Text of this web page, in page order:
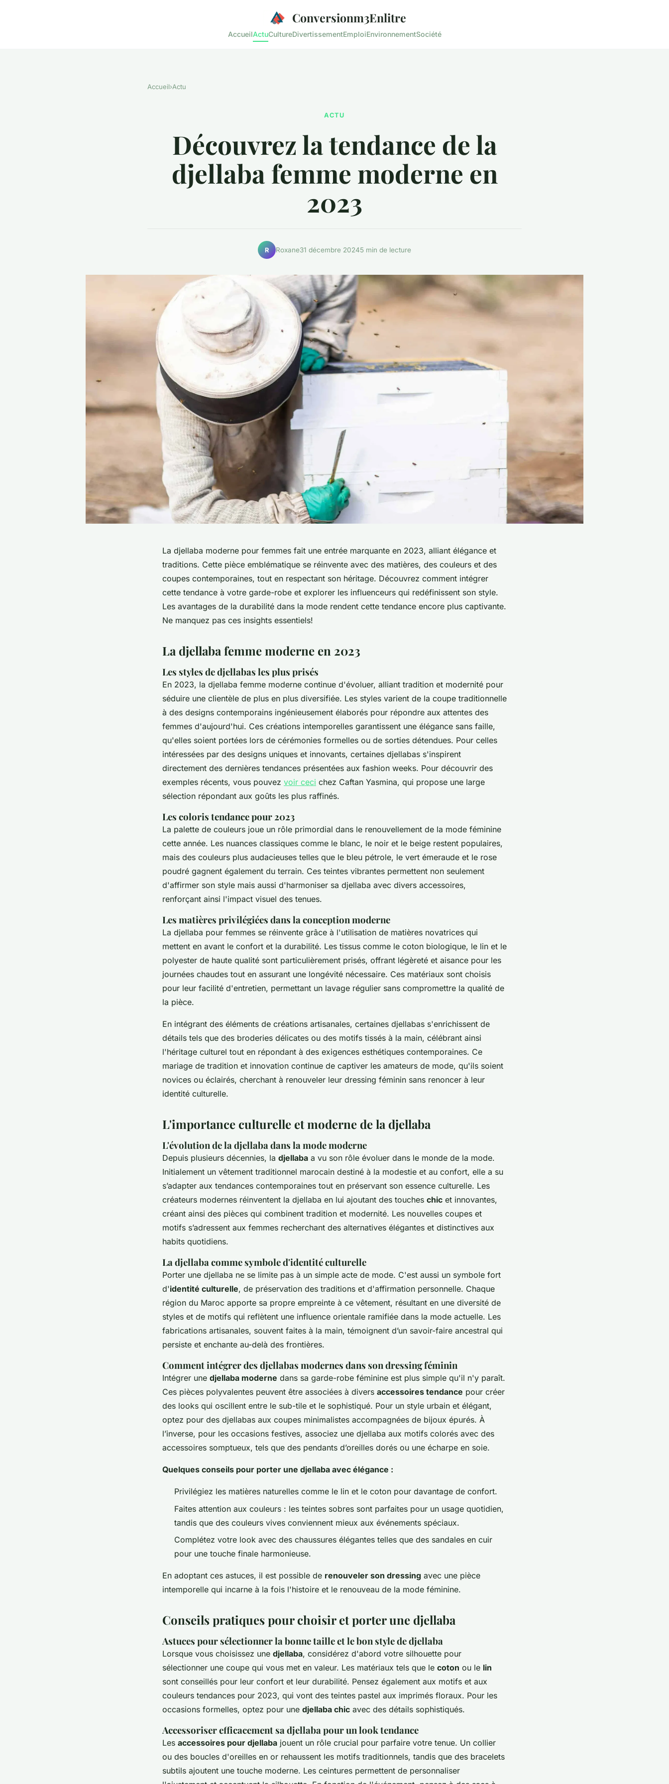
Conversionm3Enlitre
AccueilActuCultureDivertissementEmploiEnvironnementSociété
Accueil›Actu
ACTU
Découvrez la tendance de la
djellaba femme moderne en
2023
R Roxane31 décembre 20245 min de lecture
La djellaba moderne pour femmes fait une entrée marquante en 2023, alliant élégance et
traditions. Cette pièce emblématique se réinvente avec des matières, des couleurs et des
coupes contemporaines, tout en respectant son héritage. Découvrez comment intégrer
cette tendance à votre garde-robe et explorer les influenceurs qui redéfinissent son style.
Les avantages de la durabilité dans la mode rendent cette tendance encore plus captivante.
Ne manquez pas ces insights essentiels!
La djellaba femme moderne en 2023
Les styles de djellabas les plus prisés
En 2023, la djellaba femme moderne continue d'évoluer, alliant tradition et modernité pour
séduire une clientèle de plus en plus diversifiée. Les styles varient de la coupe traditionnelle
à des designs contemporains ingénieusement élaborés pour répondre aux attentes des
femmes d'aujourd'hui. Ces créations intemporelles garantissent une élégance sans faille,
qu'elles soient portées lors de cérémonies formelles ou de sorties détendues. Pour celles
intéressées par des designs uniques et innovants, certaines djellabas s'inspirent
directement des dernières tendances présentées aux fashion weeks. Pour découvrir des
exemples récents, vous pouvez voir ceci chez Caftan Yasmina, qui propose une large
sélection répondant aux goûts les plus raffinés.
Les coloris tendance pour 2023
La palette de couleurs joue un rôle primordial dans le renouvellement de la mode féminine
cette année. Les nuances classiques comme le blanc, le noir et le beige restent populaires,
mais des couleurs plus audacieuses telles que le bleu pétrole, le vert émeraude et le rose
poudré gagnent également du terrain. Ces teintes vibrantes permettent non seulement
d'affirmer son style mais aussi d'harmoniser sa djellaba avec divers accessoires,
renforçant ainsi l'impact visuel des tenues.
Les matières privilégiées dans la conception moderne
La djellaba pour femmes se réinvente grâce à l'utilisation de matières novatrices qui
mettent en avant le confort et la durabilité. Les tissus comme le coton biologique, le lin et le
polyester de haute qualité sont particulièrement prisés, offrant légèreté et aisance pour les
journées chaudes tout en assurant une longévité nécessaire. Ces matériaux sont choisis
pour leur facilité d'entretien, permettant un lavage régulier sans compromettre la qualité de
la pièce.
En intégrant des éléments de créations artisanales, certaines djellabas s'enrichissent de
détails tels que des broderies délicates ou des motifs tissés à la main, célébrant ainsi
l'héritage culturel tout en répondant à des exigences esthétiques contemporaines. Ce
mariage de tradition et innovation continue de captiver les amateurs de mode, qu'ils soient
novices ou éclairés, cherchant à renouveler leur dressing féminin sans renoncer à leur
identité culturelle.
L'importance culturelle et moderne de la djellaba
L'évolution de la djellaba dans la mode moderne
Depuis plusieurs décennies, la djellaba a vu son rôle évoluer dans le monde de la mode.
Initialement un vêtement traditionnel marocain destiné à la modestie et au confort, elle a su
s’adapter aux tendances contemporaines tout en préservant son essence culturelle. Les
créateurs modernes réinventent la djellaba en lui ajoutant des touches chic et innovantes,
créant ainsi des pièces qui combinent tradition et modernité. Les nouvelles coupes et
motifs s’adressent aux femmes recherchant des alternatives élégantes et distinctives aux
habits quotidiens.
La djellaba comme symbole d'identité culturelle
Porter une djellaba ne se limite pas à un simple acte de mode. C'est aussi un symbole fort
d'identité culturelle, de préservation des traditions et d'affirmation personnelle. Chaque
région du Maroc apporte sa propre empreinte à ce vêtement, résultant en une diversité de
styles et de motifs qui reflètent une influence orientale ramifiée dans la mode actuelle. Les
fabrications artisanales, souvent faites à la main, témoignent d’un savoir-faire ancestral qui
persiste et enchante au-delà des frontières.
Comment intégrer des djellabas modernes dans son dressing féminin
Intégrer une djellaba moderne dans sa garde-robe féminine est plus simple qu'il n'y paraît.
Ces pièces polyvalentes peuvent être associées à divers accessoires tendance pour créer
des looks qui oscillent entre le sub-tile et le sophistiqué. Pour un style urbain et élégant,
optez pour des djellabas aux coupes minimalistes accompagnées de bijoux épurés. À
l’inverse, pour les occasions festives, associez une djellaba aux motifs colorés avec des
accessoires somptueux, tels que des pendants d’oreilles dorés ou une écharpe en soie.
Quelques conseils pour porter une djellaba avec élégance :
Privilégiez les matières naturelles comme le lin et le coton pour davantage de confort.
Faites attention aux couleurs : les teintes sobres sont parfaites pour un usage quotidien,
tandis que des couleurs vives conviennent mieux aux événements spéciaux.
Complétez votre look avec des chaussures élégantes telles que des sandales en cuir
pour une touche finale harmonieuse.
En adoptant ces astuces, il est possible de renouveler son dressing avec une pièce
intemporelle qui incarne à la fois l'histoire et le renouveau de la mode féminine.
Conseils pratiques pour choisir et porter une djellaba
Astuces pour sélectionner la bonne taille et le bon style de djellaba
Lorsque vous choisissez une djellaba, considérez d'abord votre silhouette pour
sélectionner une coupe qui vous met en valeur. Les matériaux tels que le coton ou le lin
sont conseillés pour leur confort et leur durabilité. Pensez également aux motifs et aux
couleurs tendances pour 2023, qui vont des teintes pastel aux imprimés floraux. Pour les
occasions formelles, optez pour une djellaba chic avec des détails sophistiqués.
Accessoriser efficacement sa djellaba pour un look tendance
Les accessoires pour djellaba jouent un rôle crucial pour parfaire votre tenue. Un collier
ou des boucles d'oreilles en or rehaussent les motifs traditionnels, tandis que des bracelets
subtils ajoutent une touche moderne. Les ceintures permettent de personnaliser